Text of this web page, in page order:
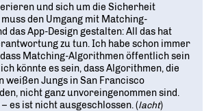
und sich um die Sicherheit
den Umgang mit Matching-
das App-Design gestalten: All das hat
zu tun. Ich habe schon immer
Matching-Algorithmen öffentlich sein
könnte es sein, dass Algorithmen, die
weißen Jungs in San Francisco
nicht ganz unvoreingenommen sind.
es ist nicht ausgeschlossen. (lacht)